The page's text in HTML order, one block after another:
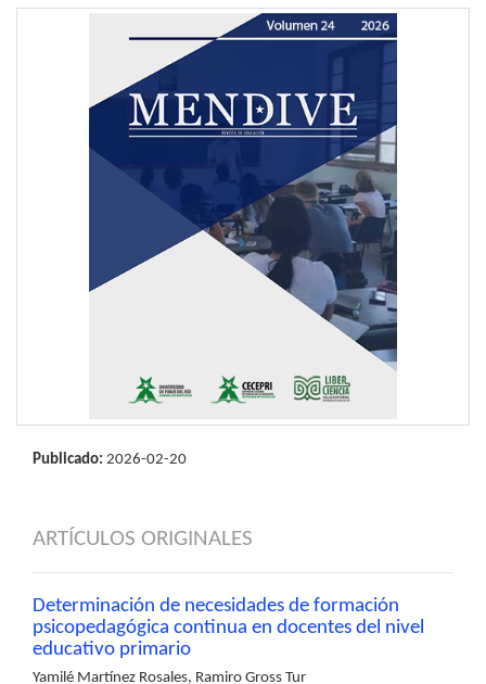
Publicado: 2026-02-20
ARTÍCULOS ORIGINALES
Determinación de necesidades de formación
psicopedagógica continua en docentes del nivel
educativo primario
Yamilé Martínez Rosales, Ramiro Gross Tur